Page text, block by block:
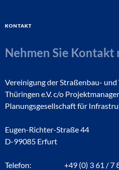
Kontakt
Nehmen Sie Kontakt
Vereinigung der Straßenbau-
Thüringen e.V. c/o
Planungsgesellschaft für
Eugen-Richter-Straße 44
D-99085 Erfurt
Telefon:
+49 (0) 3 61 / 7